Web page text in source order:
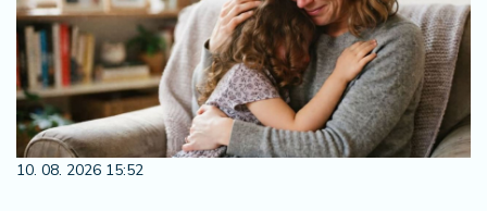
10. 08. 2026 15:52